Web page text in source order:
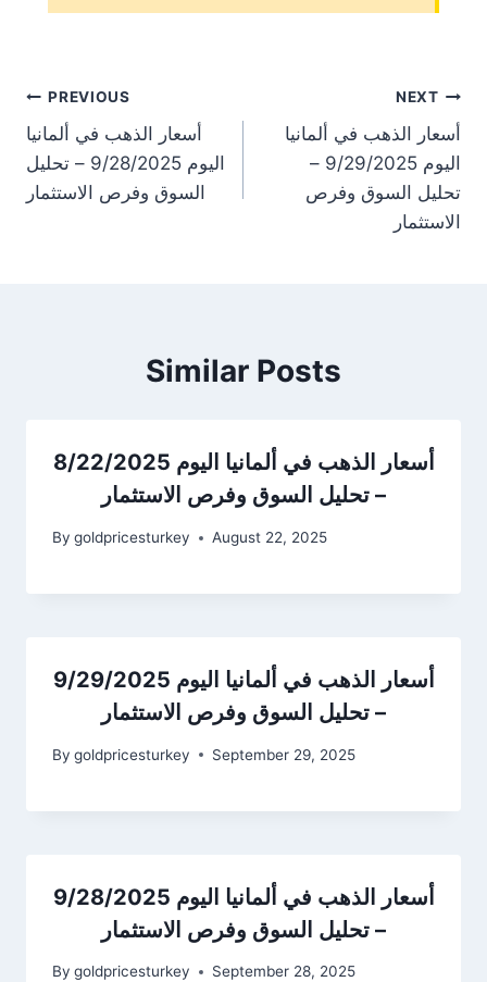
PREVIOUS
أسعار الذهب في ألمانيا
اليوم 9/28/2025 – تحليل
السوق وفرص الاستثمار
NEXT
أسعار الذهب في ألمانيا
اليوم 9/29/2025 –
تحليل السوق وفرص
الاستثمار
Similar Posts
أسعار الذهب في ألمانيا اليوم 8/22/2025
– تحليل السوق وفرص الاستثمار
By goldpricesturkey August 22, 2025
أسعار الذهب في ألمانيا اليوم 9/29/2025
– تحليل السوق وفرص الاستثمار
By goldpricesturkey September 29, 2025
أسعار الذهب في ألمانيا اليوم 9/28/2025
– تحليل السوق وفرص الاستثمار
By goldpricesturkey September 28, 2025